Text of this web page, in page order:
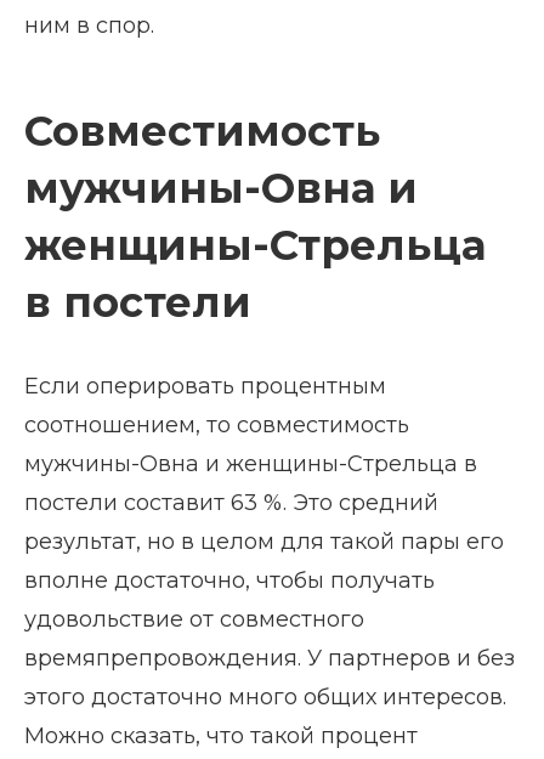
ним в спор.
Совместимость
мужчины-Овна и
женщины-Стрельца
в постели
Если оперировать процентным
соотношением, то совместимость
мужчины-Овна и женщины-Стрельца в
постели составит 63 %. Это средний
результат, но в целом для такой пары его
вполне достаточно, чтобы получать
удовольствие от совместного
времяпрепровождения. У партнеров и без
этого достаточно много общих интересов.
Можно сказать, что такой процент